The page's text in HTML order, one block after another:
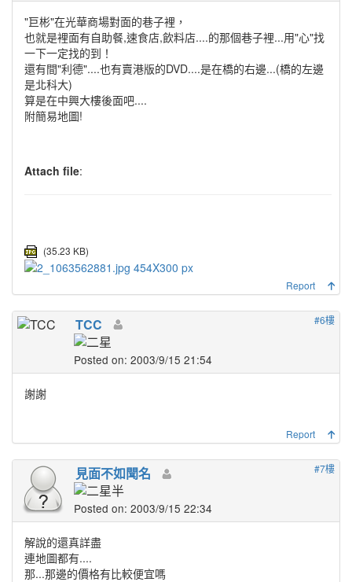
"巨彬"在光華商場對面的巷子裡，
也就是裡面有自助餐,速食店,飲料店....的那個巷子裡...用"心"找
一下一定找的到！
還有間"利德"....也有賣港版的DVD....是在橋的右邊...(橋的左邊
是北科大)
算是在中興大樓後面吧....
附簡易地圖!
Attach file:
(35.23 KB)
Report
#6樓
TCC
Posted on: 2003/9/15 21:54
謝謝
Report
#7樓
見面不如聞名
Posted on: 2003/9/15 22:34
解說的還真詳盡
連地圖都有....
那...那邊的價格有比較便宜嗎